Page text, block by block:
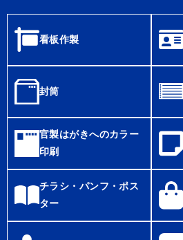
看板作製
封筒
官製はがきへのカラー
印刷
チラシ・パンフ・ポス
ター